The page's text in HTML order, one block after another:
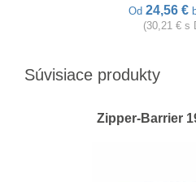
Od 24,56 €
(30,21 € s
Súvisiace produkty
Zipper-Barrier